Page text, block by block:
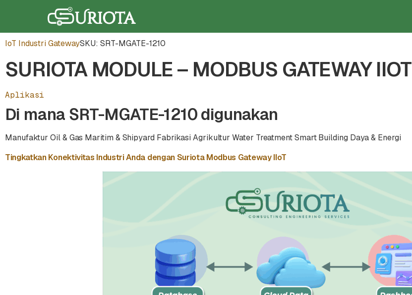
IoT Industri GatewaySKU: SRT-MGATE-1210
SURIOTA MODULE – MODBUS GATEWAY IIOT
Aplikasi
Di mana SRT-MGATE-1210 digunakan
Manufaktur Oil & Gas Maritim & Shipyard Fabrikasi Agrikultur Water TreatmentSmart Building Daya & Energi
Tingkatkan Konektivitas Industri Anda dengan Suriota Modbus Gateway IIoT